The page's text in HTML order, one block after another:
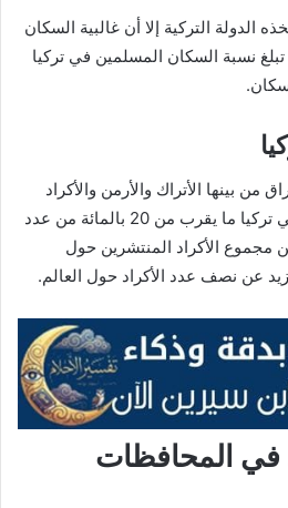
الدولة التركية إلا أن غالبية السكان
تبلغ نسبة السكان المسلمين في تركيا
من بينها الأتراك والأرمن والأكراد
واليهود، وتبلغ نسبة الأكراد في تركيا ما يقرب من 20 بالمائة من عدد
مجموع الأكراد المنتشرين حول
عن نصف عدد الأكراد حول العالم.
في المحافظات